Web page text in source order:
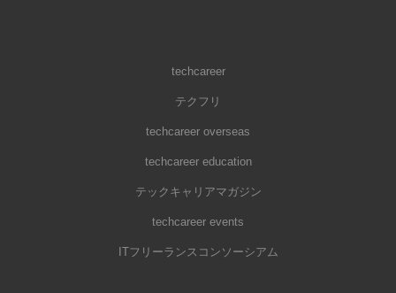
techcareer
テクフリ
techcareer overseas
techcareer education
テックキャリアマガジン
techcareer events
ITフリーランスコンソーシアム